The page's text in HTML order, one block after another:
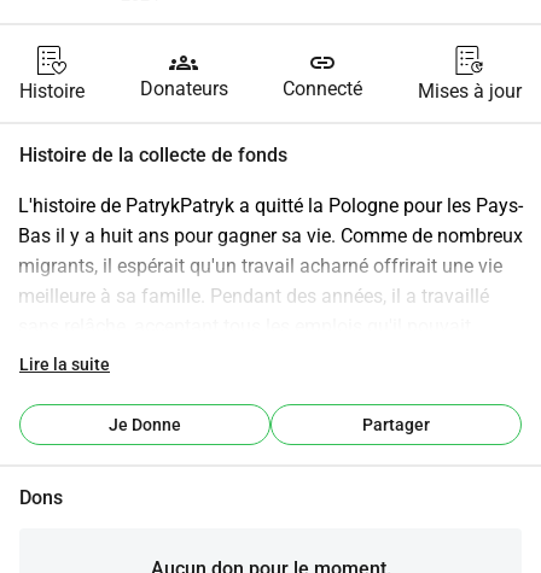
Histoire
groups
Donateurs
link
Connecté Mises à jour
Histoire de la collecte de fonds
L'histoire de PatrykPatryk a quitté la Pologne pour les Pays-
Bas il y a huit ans pour gagner sa vie. Comme de nombreux
migrants, il espérait qu'un travail acharné offrirait une vie
meilleure à sa famille. Pendant des années, il a travaillé
trouver. Au cours de cette période, il a rencontré sa femme
Pologne pour leurs enfants.Mais le destin peut être cruel.
Patryk a perdu son emploi et, peu après, son logement aux
enfants — n'a désormais presque rien ; ils peuvent à peine
imminente.Maintenant, Patryk erre dans les rues des Pays-
Lire la suite
Je Donne Partager
Dons